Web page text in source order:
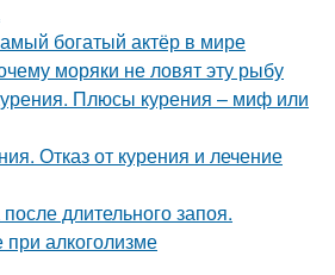
богатый актёр в мире
моряки не ловят эту рыбу
Плюсы курения – миф или
Отказ от курения и лечение
длительного запоя.
алкоголизме